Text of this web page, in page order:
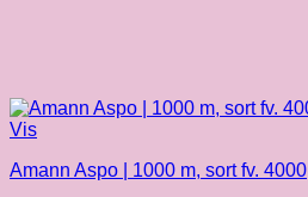
Vis
Amann Aspo | 1000 m, sort fv. 4000